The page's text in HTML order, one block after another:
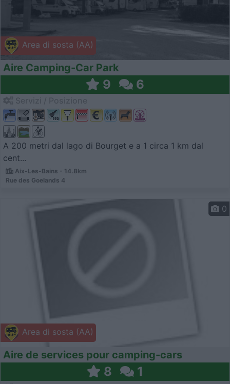
Area di sosta (AA)
Aire Camping-Car Park
9 6
A 200 metri dal lago di Bourget e a 1 circa 1 km dal
cent...
Aix-Les-Bains - 14.8km
Rue des Goelands 4
Area di sosta (AA)
0
Aire de services pour camping-cars
8 1